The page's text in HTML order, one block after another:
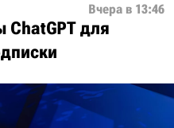
Вчера в 13:46
ChatGPT для